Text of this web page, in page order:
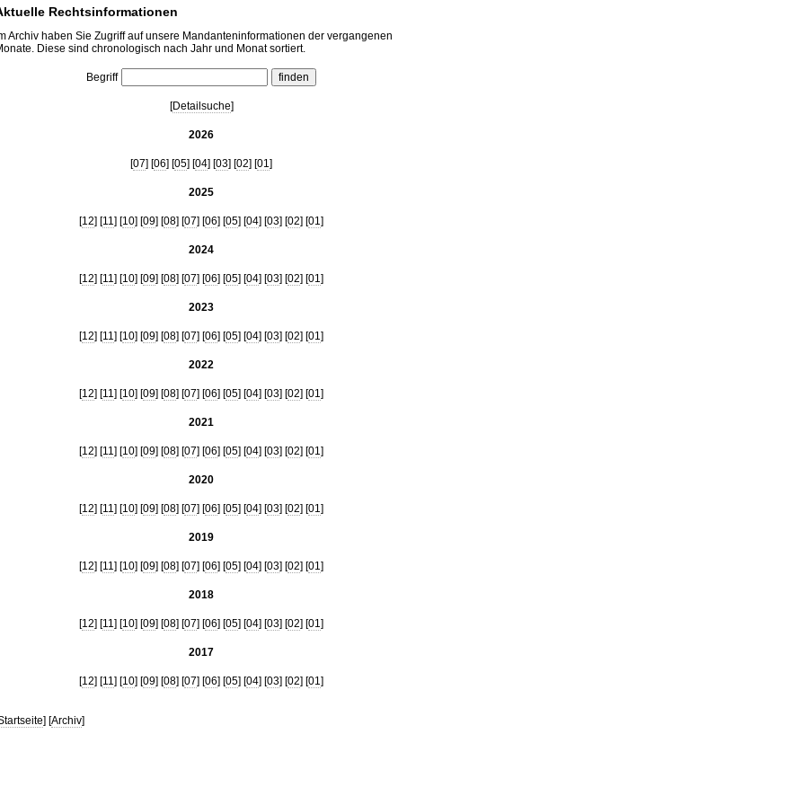
Rechtsinformationen
Archiv haben Sie Zugriff auf unsere Mandanteninformationen der vergangenen
Diese sind chronologisch nach Jahr und Monat sortiert.
Begriff
[Detailsuche]
2026
[07] [06] [05] [04] [03] [02] [01]
2025
[12] [11] [10] [09] [08] [07] [06] [05] [04] [03] [02] [01]
2024
[12] [11] [10] [09] [08] [07] [06] [05] [04] [03] [02] [01]
2023
[12] [11] [10] [09] [08] [07] [06] [05] [04] [03] [02] [01]
2022
[12] [11] [10] [09] [08] [07] [06] [05] [04] [03] [02] [01]
2021
[12] [11] [10] [09] [08] [07] [06] [05] [04] [03] [02] [01]
2020
[12] [11] [10] [09] [08] [07] [06] [05] [04] [03] [02] [01]
2019
[12] [11] [10] [09] [08] [07] [06] [05] [04] [03] [02] [01]
2018
[12] [11] [10] [09] [08] [07] [06] [05] [04] [03] [02] [01]
2017
[12] [11] [10] [09] [08] [07] [06] [05] [04] [03] [02] [01]
] [Archiv]